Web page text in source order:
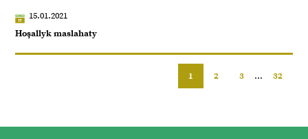
15.01.2021
Hoşallyk maslahaty
1 2 3 ... 32